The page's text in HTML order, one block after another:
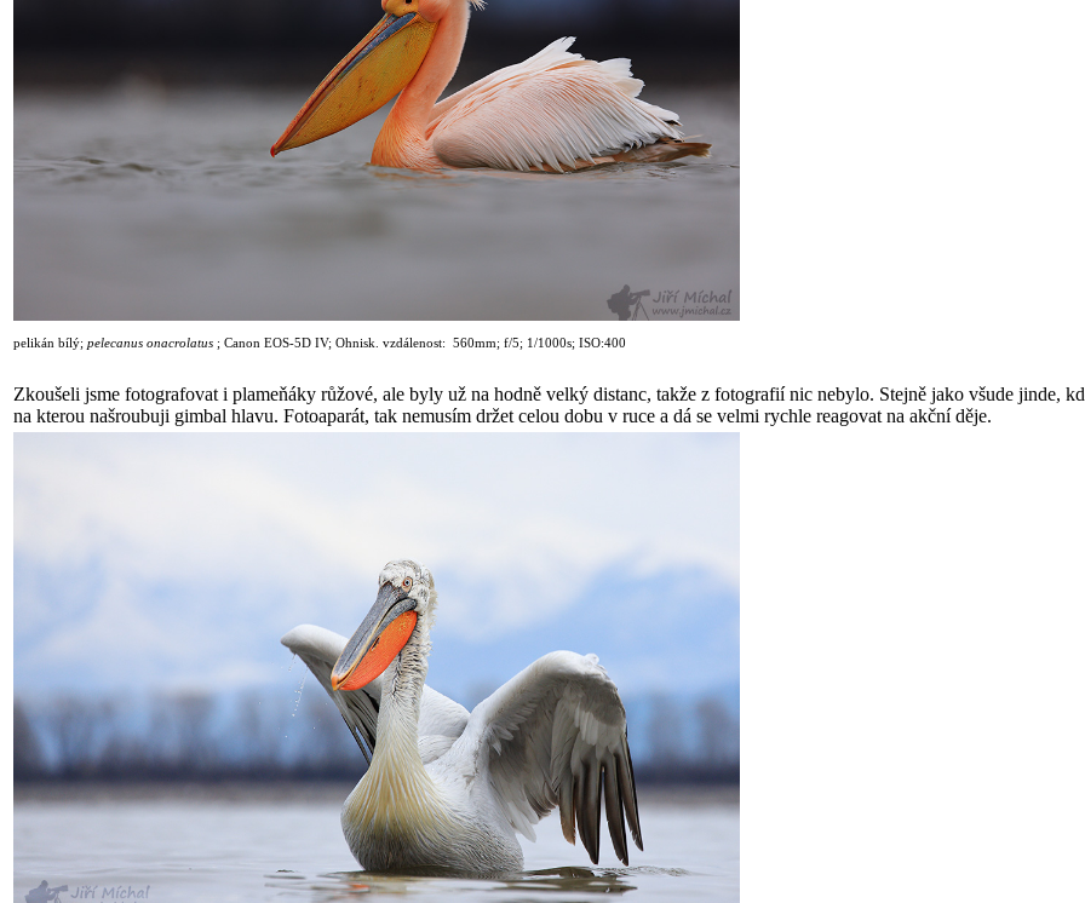
pelikán bílý; pelecanus onacrolatus ; Canon EOS-5D IV; Ohnisk. vzdálenost: 560mm; f/5; 1 /1000s; ISO:400
Zkoušeli jsme fotografovat i plameňáky růžové, ale byly už na hodně velký distanc, takže z fotografií nic nebylo. Stejně jako všude jinde,
na kterou našroubuji gimbal hlavu. Fotoaparát, tak nemusím držet celou dobu v ruce a dá se velmi rychle reagovat na akční děje.